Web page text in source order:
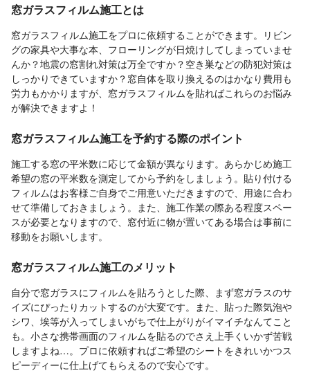
窓ガラスフィルム施工とは
窓ガラスフィルム施工をプロに依頼することができます。リビン
グの家具や大事な本、フローリングが日焼けしてしまっていませ
んか？地震の窓割れ対策は万全ですか？空き巣などの防犯対策は
しっかりできていますか？窓自体を取り換えるのはかなり費用も
労力もかかりますが、窓ガラスフィルムを貼ればこれらのお悩み
が解決できますよ！
窓ガラスフィルム施工を予約する際のポイント
施工する窓の平米数に応じて金額が異なります。あらかじめ施工
希望の窓の平米数を測定してから予約をしましょう。貼り付ける
フィルムはお客様ご自身でご用意いただきますので、用途に合わ
せて準備しておきましょう。また、施工作業の際ある程度スペー
スが必要となりますので、窓付近に物が置いてある場合は事前に
移動をお願いします。
窓ガラスフィルム施工のメリット
自分で窓ガラスにフィルムを貼ろうとした際、まず窓ガラスのサ
イズにぴったりカットするのが大変です。また、貼った際気泡や
シワ、埃等が入ってしまいがちで仕上がりがイマイチなんてこと
も。小さな携帯画面のフィルムを貼るのでさえ上手くいかず苦戦
しますよね…。プロに依頼すればご希望のシートをきれいかつス
ピーディーに仕上げてもらえるので安心です。